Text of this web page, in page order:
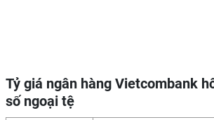
Tỷ giá ngân hàng Vietcombank
số ngoại tệ